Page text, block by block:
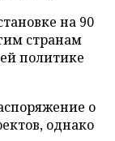
на 90
странам
политике
о
однако